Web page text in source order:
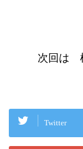
次回は 植栽
Twitter